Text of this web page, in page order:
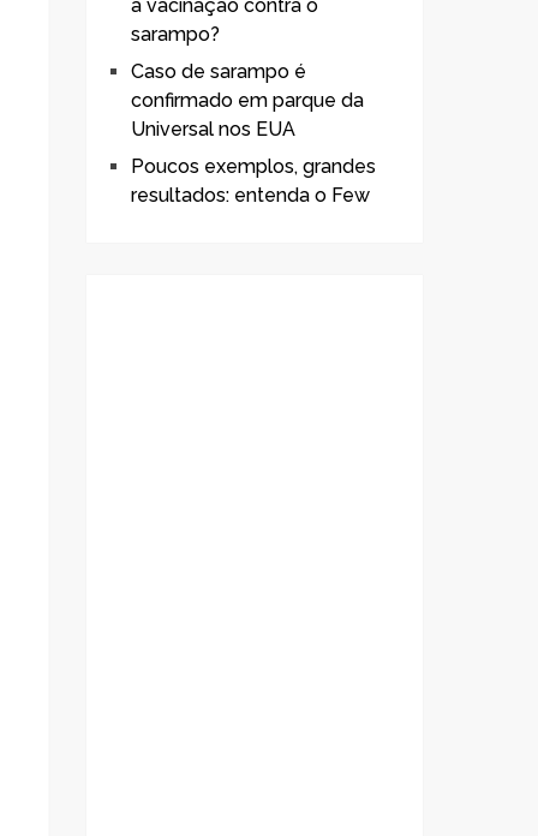
a vacinação contra o
sarampo?
Caso de sarampo é
confirmado em parque da
Universal nos EUA
Poucos exemplos, grandes
resultados: entenda o Few